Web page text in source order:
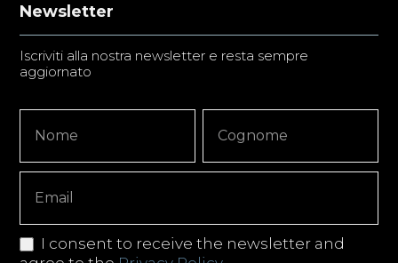
Newsletter
Iscriviti alla nostra newsletter e resta sempre
aggiornato
Signup
Copy
I consent to receive the newsletter and